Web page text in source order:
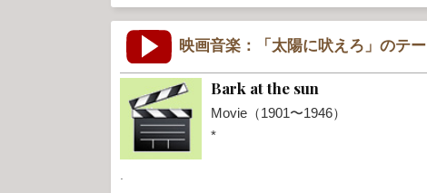
映画音楽：「太陽に吠えろ」のテ
Bark at the sun
Movie（1901〜1946）
*